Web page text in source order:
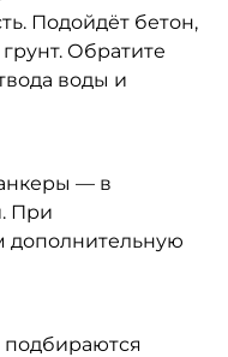
Подойдёт бетон,
Обратите
воды и
— в
При
дополнительную